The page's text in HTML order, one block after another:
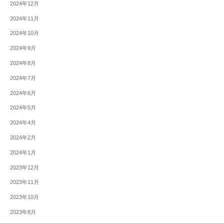
2024年12月
2024年11月
2024年10月
2024年9月
2024年8月
2024年7月
2024年6月
2024年5月
2024年4月
2024年2月
2024年1月
2023年12月
2023年11月
2023年10月
2023年8月